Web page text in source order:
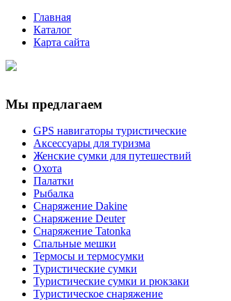
Главная
Каталог
Карта сайта
Мы предлагаем
GPS навигаторы туристические
Аксессуары для туризма
Женские сумки для путешествий
Охота
Палатки
Рыбалка
Снаряжение Dakine
Снаряжение Deuter
Снаряжение Tatonka
Спальные мешки
Термосы и термосумки
Туристические сумки
Туристические сумки и рюкзаки
Туристическое снаряжение